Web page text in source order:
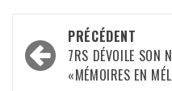
Navigation
d’article
PRÉCÉDENT
7RS DÉVOILE SON
«MÉMOIRES EN